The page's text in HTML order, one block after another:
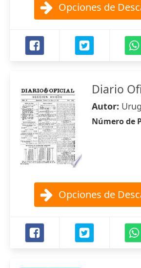
Opciones de
Diario
Autor:
Número de
Opciones de